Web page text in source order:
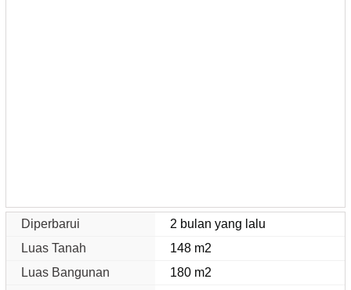
Diperbarui
2 bulan yang lalu
Luas Tanah
148 m2
Luas Bangunan
180 m2